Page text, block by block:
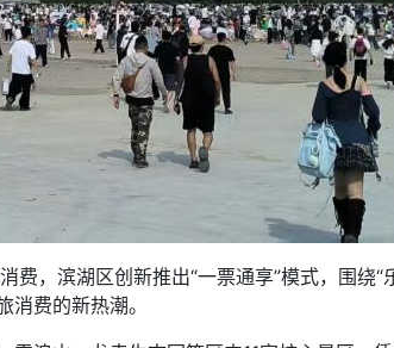
滨湖区创新推出“一票通享”模式，围绕“
费的新热潮。